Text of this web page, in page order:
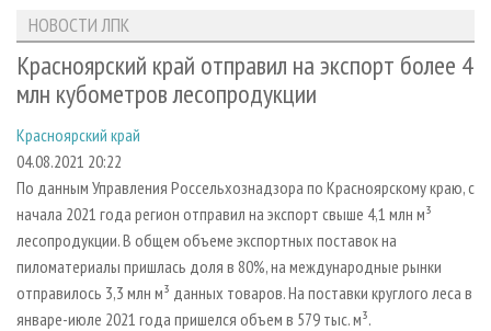
ЛЕСОЗАГОТОВКА
ЛЕСОПИЛЕНИЕ
СУШКА ДРЕВЕСИНЫ
ПРОИЗВОДСТВО ДРЕВЕСНЫХ ПЛИТ
ДЕРЕВЯННОЕ ДОМОСТРОЕНИЕ
ПРОИЗВОДСТВО МЕБЕЛИ
БИОЭНЕРГЕТИКА
НОВОСТИ ЛПК
НОВОСТИ ЖУРНАЛА
ПРОЕКТЫ ЛПИ
АНАЛИТИКА
ПРЕДПРИЯТИЯ ЛПК
ПЕРСОНЫ
МОБИЛЬНЫЕ ВЫСТАВКИ
ОФИЦИАЛЬНЫЕ ДЕЛЕГАЦИИ
ПРИОРИТЕТНЫЕ ИНВЕСТПРОЕКТЫ
RUSSIAN FORESTRY REVIEW
АРХИВ ЖУРНАЛОВ
О ЖУРНАЛЕ
ПОДПИСКА
КОНТАКТЫ
РЕКЛАМОДАТЕЛЯМ
РЕКЛАМА
РЕКЛАМА НА САЙТЕ
НОВОСТИ ЛПК
Красноярский край отправил на экспорт более 4
млн кубометров лесопродукции
Красноярский край
04.08.2021 20:22
По данным Управления Россельхознадзора по Красноярскому краю, с
начала 2021 года регион отправил на экспорт свыше 4,1 млн м³
лесопродукции. В общем объеме экспортных поставок на
пиломатериалы пришлась доля в 80%, на международные рынки
отправилось 3,3 млн м³ данных товаров. На поставки круглого леса в
январе-июле 2021 года пришелся объем в 579 тыс. м³.